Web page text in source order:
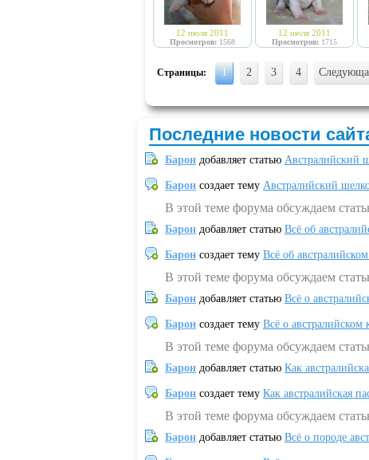
12 июля 2011
Просмотров: 1568
12 июля 2011
Просмотров: 1715
Страницы: 1 2 3 4
Последние новости
Барон добавляет статью Австралийский
Барон создает тему Австралийский
В этой теме форума обсуждаем
Барон добавляет статью Всё об
Барон создает тему Всё об австралийском
В этой теме форума обсуждаем
Барон добавляет статью Всё о
Барон создает тему Всё о австралийском
В этой теме форума обсуждаем
Барон добавляет статью Как
Барон создает тему Как австралийская
В этой теме форума обсуждаем
Барон добавляет статью Всё о породе